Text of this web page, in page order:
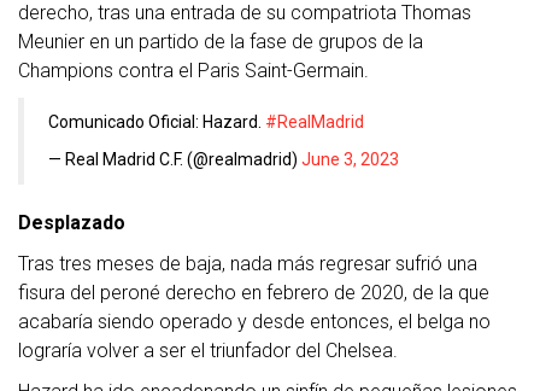
derecho, tras una entrada de su compatriota Thomas
Meunier en un partido de la fase de grupos de la
Champions contra el Paris Saint-Germain.
Comunicado Oficial: Hazard. #RealMadrid
— Real Madrid C.F. (@realmadrid) June 3, 2023
Desplazado
Tras tres meses de baja, nada más regresar sufrió una
fisura del peroné derecho en febrero de 2020, de la que
acabaría siendo operado y desde entonces, el belga no
lograría volver a ser el triunfador del Chelsea.